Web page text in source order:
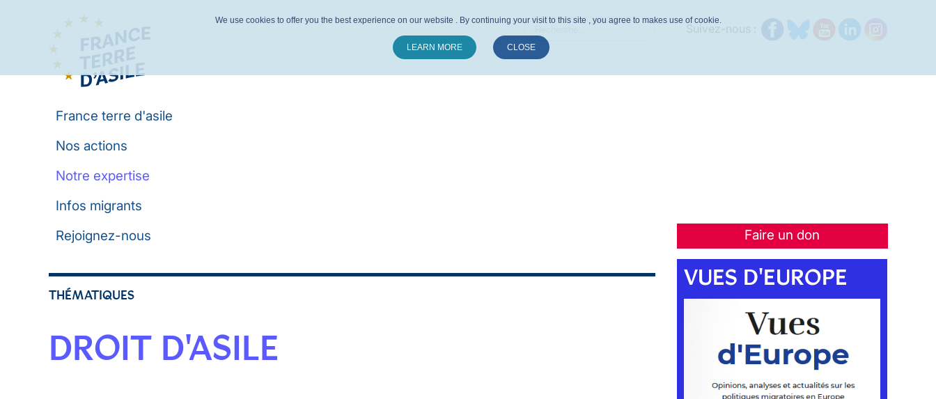
France terre d'asile
Nos actions
Notre expertise
Infos migrants
Faire un don
Rejoignez-nous
THÉMATIQUES
DROIT D'ASILE
VUES D'EUROPE
We use cookies to offer you the best experience on our website . By continuing your visit to this site , you agree to makes use of cookie.
LEARN MORE CLOSE